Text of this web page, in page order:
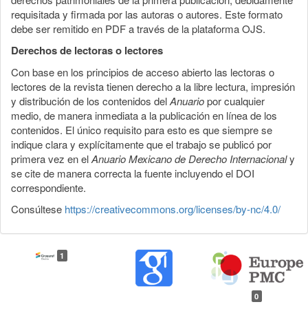
requisitada y firmada por las autoras o autores. Este formato
debe ser remitido en PDF a través de la plataforma OJS.
Derechos de lectoras o lectores
Con base en los principios de acceso abierto las lectoras o
lectores de la revista tienen derecho a la libre lectura, impresión
y distribución de los contenidos delAnuariopor cualquier
medio, de manera inmediata a la publicación en línea de los
contenidos. El único requisito para esto es que siempre se
indique clara y explícitamente que el trabajo se publicó por
primera vez en elAnuario Mexicano de Derecho Internacionaly
se cite de manera correcta la fuente incluyendo el DOI
correspondiente.
Consúltese https://creativecommons.org/licenses/by-nc/4.0/
1
0